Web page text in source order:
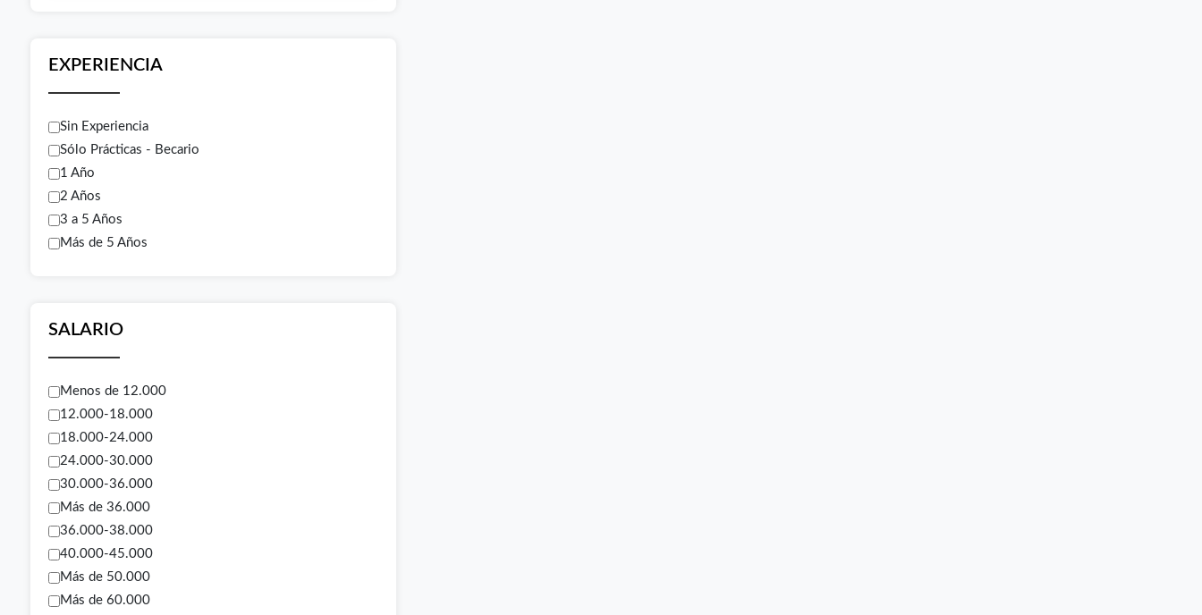
EXPERIENCIA
Sin Experiencia
Sólo Prácticas - Becario
1 Año
2 Años
3 a 5 Años
Más de 5 Años
SALARIO
Menos de 12.000
12.000-18.000
18.000-24.000
24.000-30.000
30.000-36.000
Más de 36.000
36.000-38.000
40.000-45.000
Más de 50.000
Más de 60.000